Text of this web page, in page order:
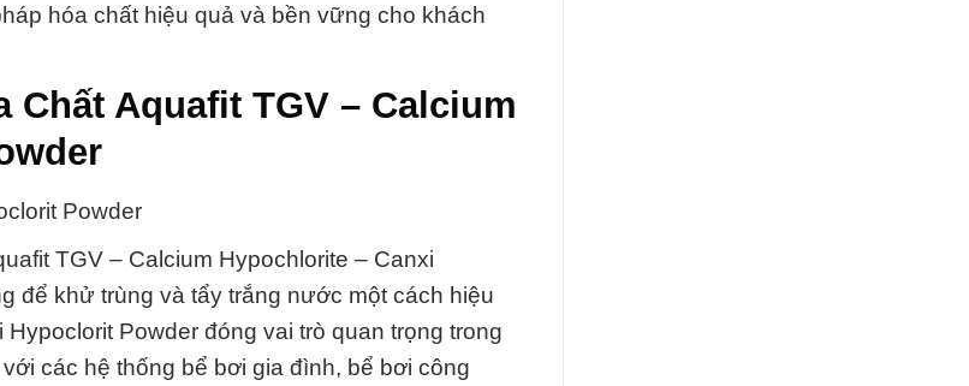
hóa chất hiệu quả và bền vững cho khách
Aquafit TGV – Calcium
Powder
TGV – Calcium Hypochlorite – Canxi
để khử trùng và tẩy trắng nước một cách hiệu
Powder đóng vai trò quan trọng trong
các hệ thống bể bơi gia đình, bể bơi công